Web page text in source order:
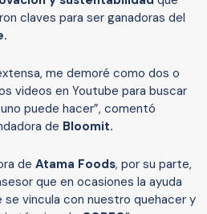
claves para ser ganadoras del
me demoré como dos o
videos en Youtube para buscar
puede hacer”, comentó
de Bloomit.
de Atama Foods, por su parte,
que en ocasiones la ayuda
se vincula con nuestro quehacer y